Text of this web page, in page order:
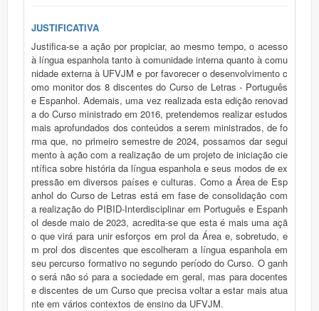
JUSTIFICATIVA
Justifica-se a ação por propiciar, ao mesmo tempo, o acesso
à língua espanhola tanto à comunidade interna quanto à comu
nidade externa à UFVJM e por favorecer o desenvolvimento c
omo monitor dos 8 discentes do Curso de Letras - Português
e Espanhol. Ademais, uma vez realizada esta edição renovad
a do Curso ministrado em 2016, pretendemos realizar estudos
mais aprofundados dos conteúdos a serem ministrados, de fo
rma que, no primeiro semestre de 2024, possamos dar segui
mento à ação com a realização de um projeto de iniciação cie
ntífica sobre história da língua espanhola e seus modos de ex
pressão em diversos países e culturas. Como a Área de Esp
anhol do Curso de Letras está em fase de consolidação com
a realização do PIBID-Interdisciplinar em Português e Espanh
ol desde maio de 2023, acredita-se que esta é mais uma açã
o que virá para unir esforços em prol da Área e, sobretudo, e
m prol dos discentes que escolheram a língua espanhola em
seu percurso formativo no segundo período do Curso. O ganh
o será não só para a sociedade em geral, mas para docentes
e discentes de um Curso que precisa voltar a estar mais atua
nte em vários contextos de ensino da UFVJM.